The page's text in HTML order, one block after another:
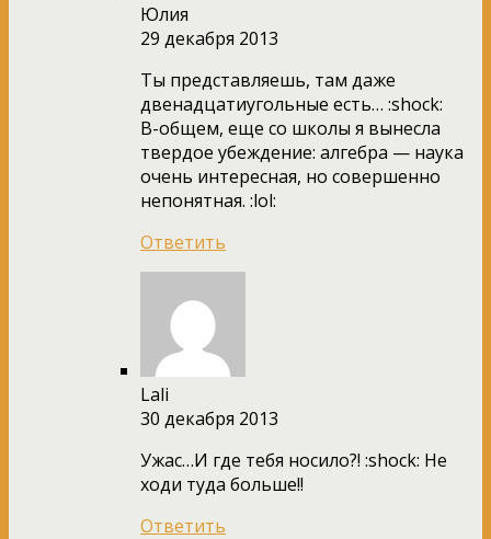
Юлия
29 декабря 2013
Ты представляешь, там даже
двенадцатиугольные есть… :shock:
В-общем, еще со школы я вынесла
твердое убеждение: алгебра — наука
очень интересная, но совершенно
непонятная. :lol:
Ответить
Lali
30 декабря 2013
Ужас…И где тебя носило?! :shock: Не
ходи туда больше!!
Ответить